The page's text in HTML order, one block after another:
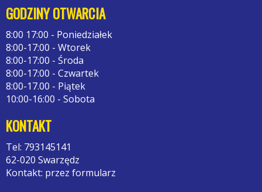
GODZINY OTWARCIA
8:00 17:00 - Poniedziałek
8:00-17:00 - Wtorek
8:00-17:00 - Środa
8:00-17:00 - Czwartek
8:00-17.00 - Piątek
10:00-16:00 - Sobota
KONTAKT
Tel: 793145141
62-020 Swarzędz
Kontakt: przez formularz